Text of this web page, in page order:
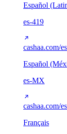
Español
es-419
cashaa.com/
Español
es-MX
cashaa.com/
Français